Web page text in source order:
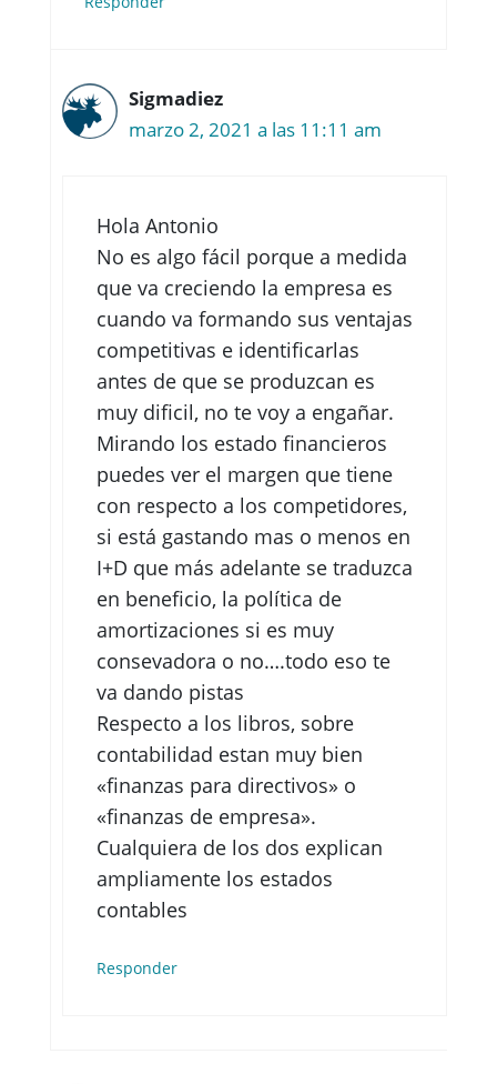
Sigmadiez
marzo 2, 2021 a las 11:11 am
Hola Antonio
No es algo fácil porque a medida
que va creciendo la empresa es
cuando va formando sus ventajas
competitivas e identificarlas
antes de que se produzcan es
muy dificil, no te voy a engañar.
Mirando los estado financieros
puedes ver el margen que tiene
con respecto a los competidores,
si está gastando mas o menos en
I+D que más adelante se traduzca
en beneficio, la política de
amortizaciones si es muy
consevadora o no….todo eso te
va dando pistas
Respecto a los libros, sobre
contabilidad estan muy bien
«finanzas para directivos» o
«finanzas de empresa».
Cualquiera de los dos explican
ampliamente los estados
contables
Responder